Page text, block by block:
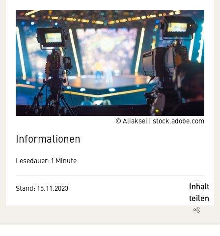
© Aliaksei | stock.adobe.com
Informationen
Lesedauer: 1 Minute
Stand: 15.11.2023
Inhalt
teilen